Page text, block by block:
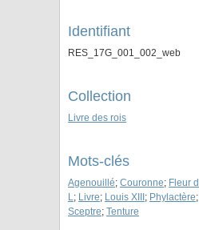
Identifiant
RES_17G_001_002_web
Collection
Livre des rois
Mots-clés
Agenouillé; Couronne; Fleur
L; Livre; Louis XIII ; Phylactère;
Sceptre; Tenture